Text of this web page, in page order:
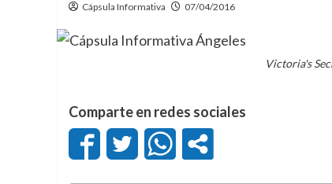
Cápsula Informativa 07/04/2016
Victoria's
Comparte en redes sociales